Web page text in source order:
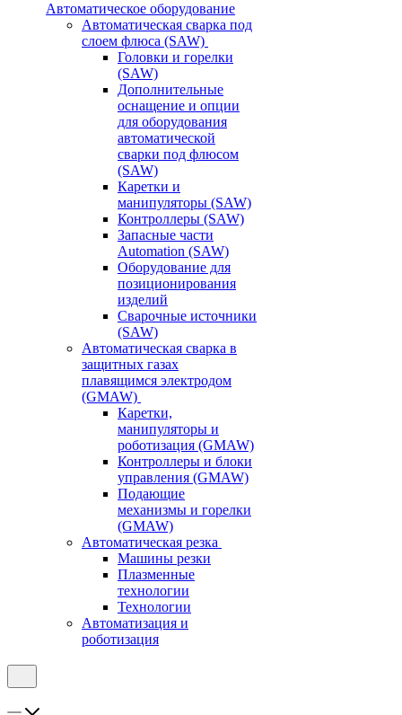
Автоматическое оборудование
Автоматическая сварка под
слоем флюса (SAW)
Головки и горелки
(SAW)
Дополнительные
оснащение и опции
для оборудования
автоматической
сварки под флюсом
(SAW)
Каретки и
манипуляторы (SAW)
Контроллеры (SAW)
Запасные части
Automation (SAW)
Оборудование для
позиционирования
изделий
Сварочные источники
(SAW)
Автоматическая сварка в
защитных газах
плавящимся электродом
(GMAW)
Каретки,
манипуляторы и
роботизация (GMAW)
Контроллеры и блоки
управления (GMAW)
Подающие
механизмы и горелки
(GMAW)
Автоматическая резка
Машины резки
Плазменные
технологии
Технологии
Автоматизация и
роботизация